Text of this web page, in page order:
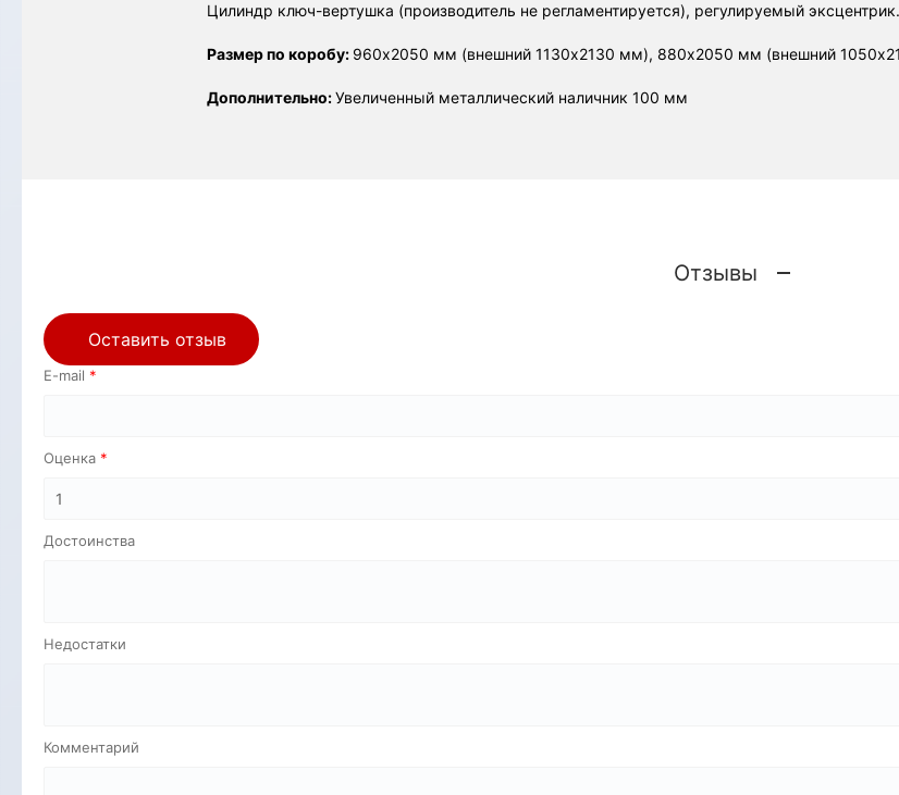
Цилиндр ключ-вертушка (производитель не регламентируется), регулируемый эксцентрик.
Размер по коробу: 960х2050 мм (внешний 1130х2130 мм), 880х2050 мм (внешний
Дополнительно:Увеличенный металлический наличник 100 мм
Отзывы
Оставить отзыв
E-mail
Оценка
Достоинства
Недостатки
Комментарий